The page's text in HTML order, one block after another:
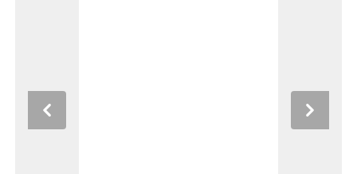
Previous Next